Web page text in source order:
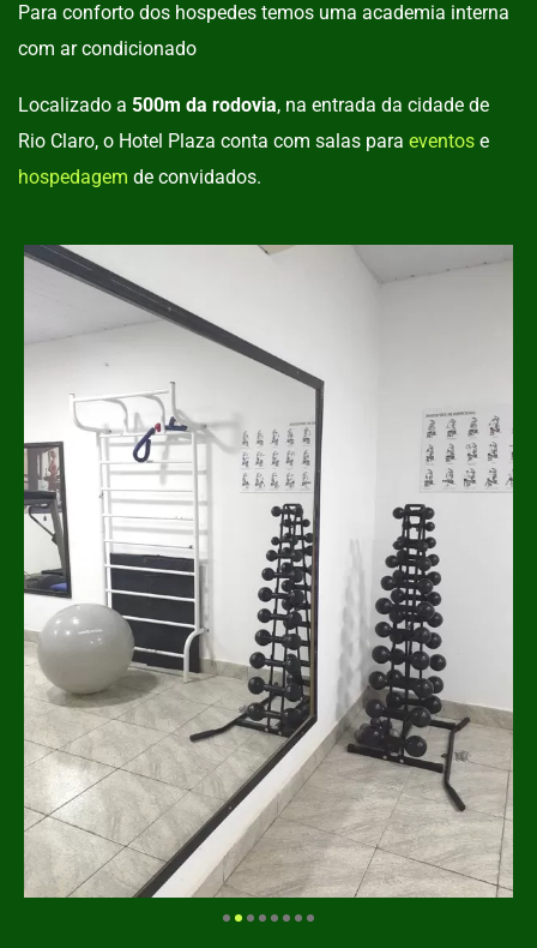
Para conforto dos hospedes temos uma academia interna
com ar condicionado
Localizado a 500m da rodovia, na entrada da cidade de
Rio Claro, o Hotel Plaza conta com salas para eventos e
hospedagem de convidados.